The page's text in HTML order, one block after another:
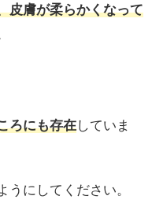
皮膚が柔らかくなって
ろにも存在していま
にしてください。